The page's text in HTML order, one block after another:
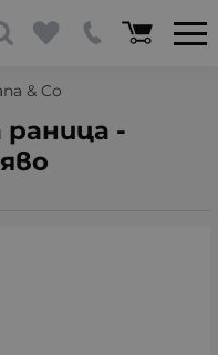
& Co
раница -